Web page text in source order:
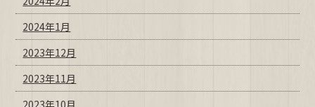
2024年1月
2023年12月
2023年11月